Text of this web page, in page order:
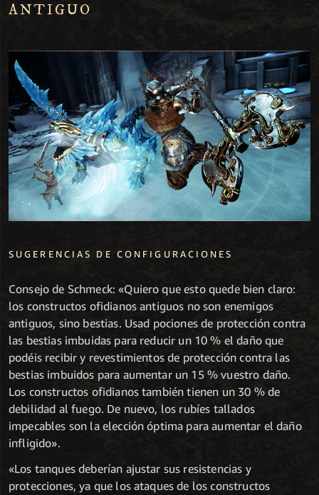
ANTIGUO
SUGERENCIAS DE CONFIGURACIONES
Consejo de Schmeck: «Quiero que esto quede bien claro:
los constructos ofidianos antiguos no son enemigos
antiguos, sino bestias. Usad pociones de protección contra
las bestias imbuidas para reducir un 10 % el daño que
podéis recibir y revestimientos de protección contra las
bestias imbuidos para aumentar un 15 % vuestro daño.
Los constructos ofidianos también tienen un 30 % de
debilidad al fuego. De nuevo, los rubíes tallados
impecables son la elección óptima para aumentar el daño
infligido».
«Los tanques deberían ajustar sus resistencias y
protecciones, ya que los ataques de los constructos